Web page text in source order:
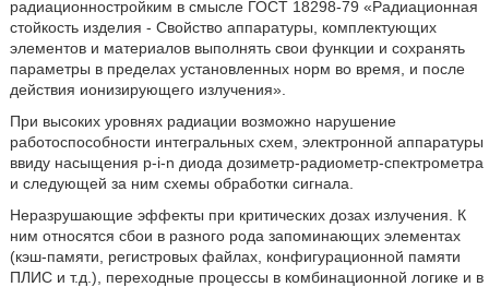
радиационностройким в смысле ГОСТ 18298-79 «Радиационная
стойкость изделия - Свойство аппаратуры, комплектующих
элементов и материалов выполнять свои функции и сохранять
параметры в пределах установленных норм во время, и после
действия ионизирующего излучения».
При высоких уровнях радиации возможно нарушение
работоспособности интегральных схем, электронной аппаратуры
ввиду насыщения p-i-n диода дозиметр-радиометр-спектрометра
и следующей за ним схемы обработки сигнала.
Неразрушающие эффекты при критических дозах излучения. К
ним относятся сбои в разного рода запоминающих элементах
(кэш-памяти, регистровых файлах, конфигурационной памяти
ПЛИС и т.д.), переходные процессы в комбинационной логике и в